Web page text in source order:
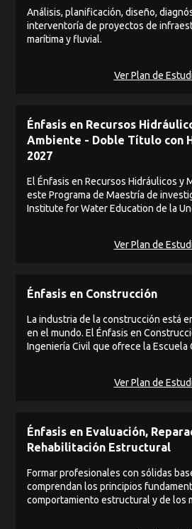
Análisis, planificación, diseño,
interventoría de proyectos de
marítima y fluvial.
Ver Plan de
Énfasis en Recursos
Ambiente - Doble Título con
2027
El Énfasis en Recursos Hidráulicos y
este Programa de Maestría de
Institute for Water Education de la
Ver Plan de
Énfasis en Construcción
La industria de la construcción está
en el mundo. El Énfasis en
Ingeniería Civil que ofrece la Escuela
economía, tiempo de ejecución y
Ver Plan de
Énfasis en Evaluación,
Rehabilitación Estructural
Formar profesionales con sólidas
comprendan los principios
comportamiento estructural y de los